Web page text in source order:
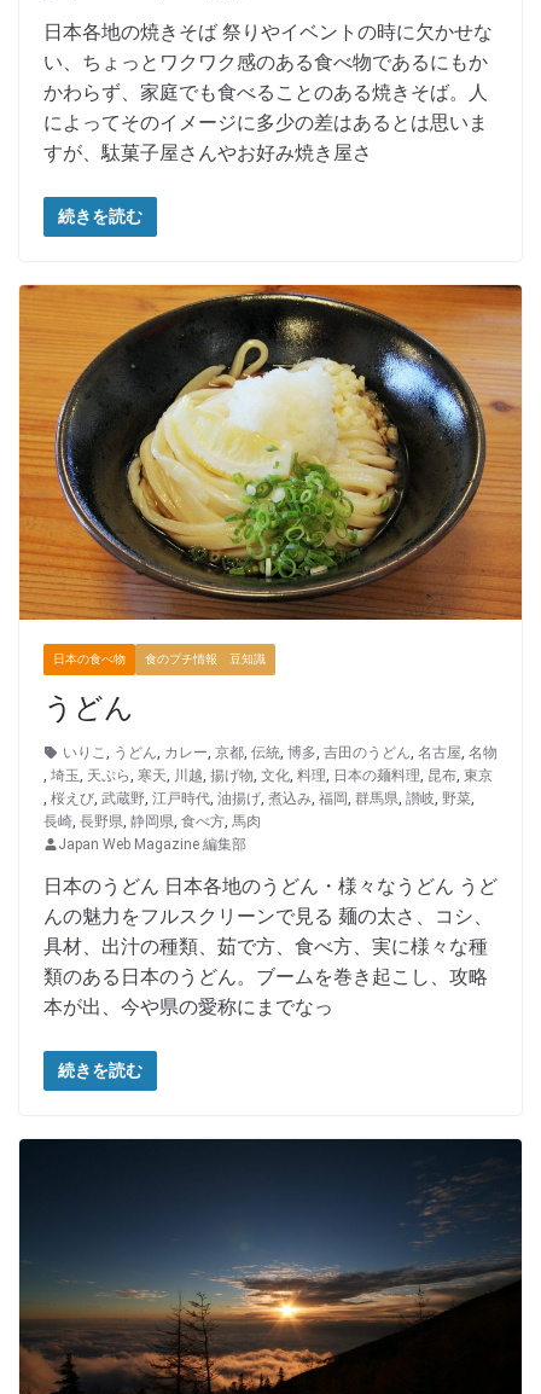
日本各地の焼きそば 祭りやイベントの時に欠かせな
い、ちょっとワクワク感のある食べ物であるにもか
かわらず、家庭でも食べることのある焼きそば。人
によってそのイメージに多少の差はあるとは思いま
すが、駄菓子屋さんやお好み焼き屋さ
続きを読む
日本の食べ物 食のプチ情報 豆知識
うどん
いりこ , うどん, カレー, 京都, 伝統, 博多, 吉田のうどん, 名古屋, 名物
, 埼玉, 天ぷら, 寒天, 川越, 揚げ物, 文化, 料理, 日本の麺料理, 昆布, 東京
, 桜えび, 武蔵野, 江戸時代, 油揚げ, 煮込み, 福岡, 群馬県, 讃岐, 野菜,
長崎, 長野県, 静岡県, 食べ方, 馬肉
Japan Web Magazine 編集部
日本のうどん 日本各地のうどん・様々なうどん うど
んの魅力をフルスクリーンで見る 麺の太さ、コシ、
具材、出汁の種類、茹で方、食べ方、実に様々な種
類のある日本のうどん。ブームを巻き起こし、攻略
本が出、今や県の愛称にまでなっ
続きを読む